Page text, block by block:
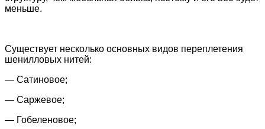
меньше.
Существует несколько основных видов переплетения
шенилловых нитей:
— Сатиновое;
— Саржевое;
— Гобеленовое;